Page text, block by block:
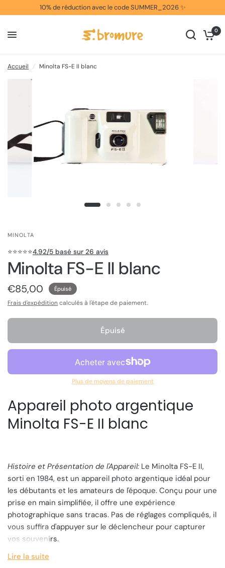
10% de réduction avec le code SUMMER_2026 ✨
0
Accueil / Minolta FS-E II blanc
MINOLTA
⭐️⭐️⭐️⭐️⭐️4.92/5 basé sur 26 avis
Minolta FS-E II blanc
€85,00 Épuisé
Frais d'expédition calculés à l'étape de paiement.
Épuisé
Plus de moyens de paiement
Appareil photo argentique
Minolta FS-E II blanc
Histoire et Présentation de l'Appareil: Le Minolta FS-E II,
sorti en 1984, est un appareil photo argentique idéal pour
les débutants et les amateurs de l'époque. Conçu pour une
prise en main simplifiée, il offre une expérience
photographique sans tracas. Pas de réglages compliqués, il
vous suffira d'appuyer sur le déclencheur pour capturer
vos souvenirs.
Ce modèle se distingue par son design résolument ancré
Lire la suite